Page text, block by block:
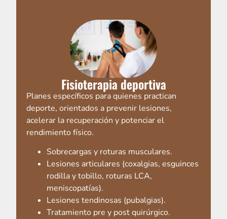
Fisioterapia deportiva
Planes específicos para quienes practican
deporte, orientados a prevenir lesiones,
acelerar la recuperación y potenciar el
rendimiento físico.
Sobrecargas y roturas musculares.
Lesiones articulares (coxalgias, esguinces
rodilla y tobillo, roturas LCA,
meniscopatías).
Lesiones tendinosas (pubalgias).
Tratamiento pre y post quirúrgico.